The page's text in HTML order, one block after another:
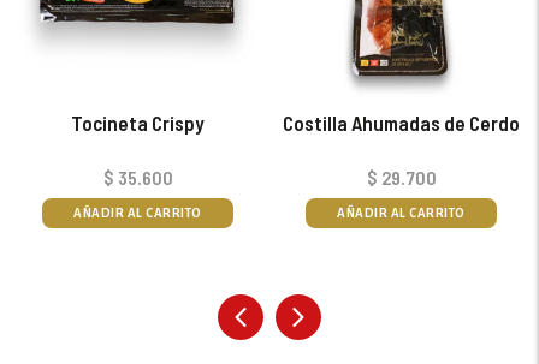
Tocineta Crispy
$ 35.600
AÑADIR AL CARRITO
Costilla Ahumadas de Cerdo
$ 29.700
AÑADIR AL CARRITO